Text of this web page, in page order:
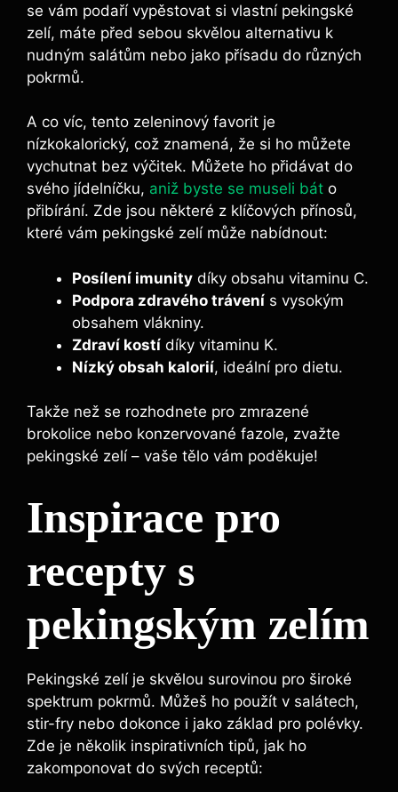
se vám podaří vypěstovat si vlastní pekingské
zelí, máte před sebou skvělou alternativu k
nudným salátům nebo jako přísadu do různých
pokrmů.
A co víc, tento zeleninový favorit je
nízkokalorický, což znamená, že si ho můžete
vychutnat bez výčitek. Můžete ho přidávat do
svého jídelníčku, aniž byste se museli bát o
přibírání. Zde jsou některé z klíčových přínosů,
které vám pekingské zelí může nabídnout:
Posílení imunity díky obsahu vitaminu C.
Podpora zdravého trávení s vysokým
obsahem vlákniny.
Zdraví kostí díky vitaminu K.
Nízký obsah kalorií, ideální pro dietu.
Takže než se rozhodnete pro zmrazené
brokolice nebo konzervované fazole, zvažte
pekingské zelí – vaše tělo vám poděkuje!
Inspirace pro
recepty s
pekingským zelím
Pekingské zelí je skvělou surovinou pro široké
spektrum pokrmů. Můžeš ho použít v salátech,
stir-fry nebo dokonce i jako základ pro polévky.
Zde je několik inspirativních tipů, jak ho
zakomponovat do svých receptů: